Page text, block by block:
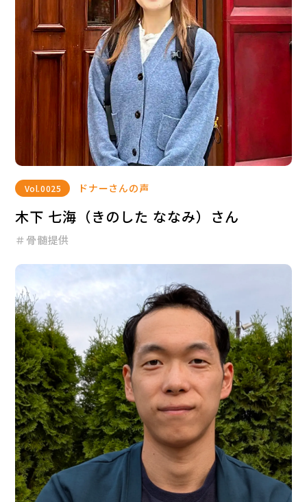
Vol.0025 ドナーさんの声
木下 七海（きのした ななみ）さん
＃骨髄提供